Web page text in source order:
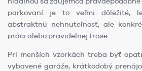
parkovaní je to veľmi dôležité,
abstraktnú nehnuteľnosť, ale
práci alebo pravidelnej trase.
Pri menších vzorkách treba byť
vybavené garáže, krátkodobý